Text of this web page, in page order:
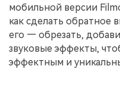
мобильной версии
как сделать обратное
его — обрезать,
звуковые эффекты,
эффектным и